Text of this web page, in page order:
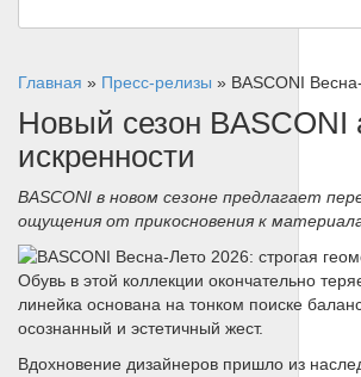
Главная » Пресс-релизы » BASCONI
Новый сезон BASCONI
искренности
BASCONI в новом сезоне предлагает
ощущения от прикосновения к
Обувь в этой коллекции окончательно
линейка основана на тонком поиске
осознанный и эстетичный жест.
Вдохновение дизайнеров пришло из